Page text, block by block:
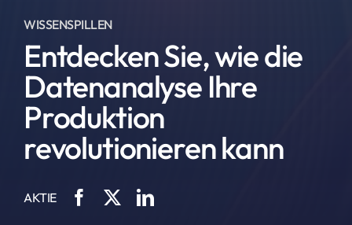
WISSENSPILLEN
Entdecken Sie, wie die
Datenanalyse Ihre
Produktion
revolutionieren kann
AKTIE